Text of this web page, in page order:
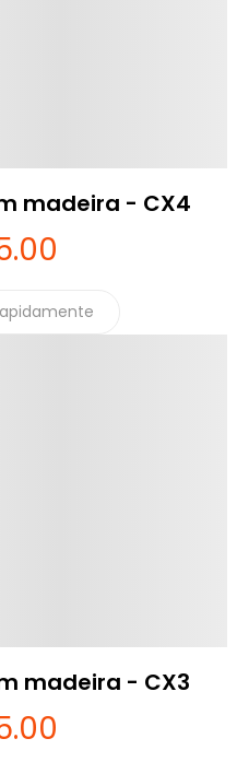
madeira - CX4
.00
madeira - CX3
.00